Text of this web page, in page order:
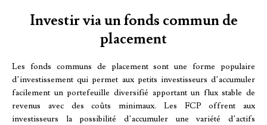
Investir via un fonds commun de
placement
Les fonds communs de placement sont une forme populaire
d’investissement qui permet aux petits investisseurs d’accumuler
facilement un portefeuille diversifié apportant un flux stable de
revenus avec des coûts minimaux. Les FCP offrent aux
investisseurs la possibilité d’accumuler une variété d’actifs